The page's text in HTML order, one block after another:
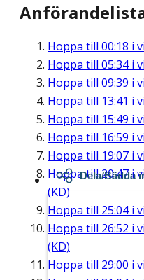
Hoppa till 00:18 i
Hoppa till 05:34i
Hoppa till 09:39 i
Hoppa till 13:41 i
Hoppa till 15:49 i
Hoppa till 16:59 i
Hoppa till 19:07 i
Hoppa till20:47i
(KD)
Hoppa till 25:04i
Hoppa till 26:52 i
(KD)
Hoppa till 29:00 i
Dela/Bädda